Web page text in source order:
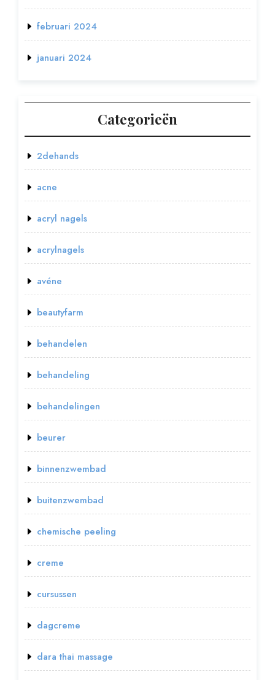
februari 2024
januari 2024
Categorieën
2dehands
acne
acryl nagels
acrylnagels
avéne
beautyfarm
behandelen
behandeling
behandelingen
beurer
binnenzwembad
buitenzwembad
chemische peeling
creme
cursussen
dagcreme
dara thai massage